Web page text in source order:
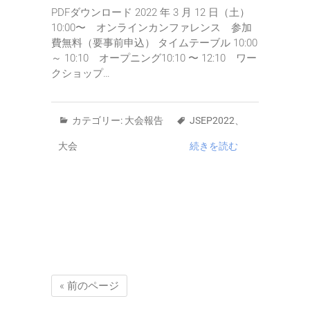
PDFダウンロード 2022 年 3 月 12 日（土）
10:00〜 オンラインカンファレンス 参加
費無料（要事前申込） タイムテーブル 10:00
～ 10:10 オープニング10:10 〜 12:10 ワー
クショップ…
カテゴリー: 大会報告 JSEP2022
大会 続きを読む
« 前のページ